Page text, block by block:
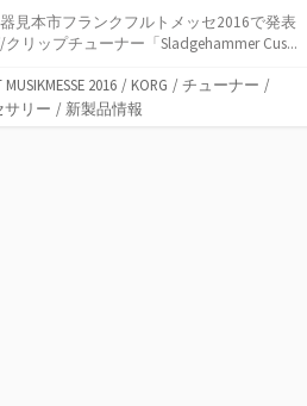
見本市フランクフルトメッセ2016で発表
リップチューナー「Sladgehammer Cus...
MUSIKMESSE 2016 / KORG / チューナー /
サリー / 新製品情報